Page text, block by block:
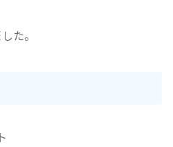
た。